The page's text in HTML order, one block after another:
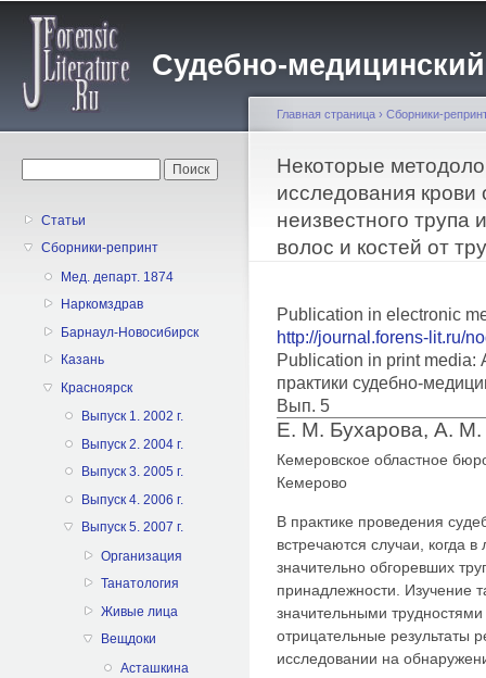
Судебно-
Статьи
Сборники-репринт
Мед. департ. 1874
Наркомздрав
Барнаул-Новосибирск
Казань
Красноярск
Выпуск 1. 2002 г.
Выпуск 2. 2004 г.
Выпуск 3. 2005 г.
Выпуск 4. 2006 г.
Выпуск 5. 2007 г.
Организация
Танатология
Живые лица
Вещдоки
Асташкина
Вы здесь
Главная страница › Сборники-
Некоторые
исследования крови
неизвестного трупа
волос и костей от
Publication in electronic
http://journal.forens-lit.ru/
Publication in print media:
практики судебно-
Вып. 5
Е. М. Бухарова, А. М.
Кемеровское областное
Кемерово
В практике проведения
встречаются случаи, когда
значительно обгоревших
принадлежности. Изучение
значительными трудностями
отрицательные результаты
исследовании на